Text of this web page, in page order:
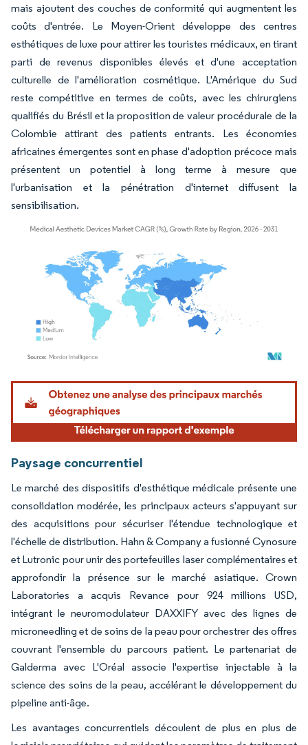
mais ajoutent des couches de conformité qui augmentent les
coûts d'entrée. Le Moyen-Orient développe des centres
esthétiques de luxe pour attirer les touristes médicaux, en tirant
parti de revenus disponibles élevés et d'une acceptation
culturelle de l'amélioration cosmétique. L'Amérique du Sud
reste compétitive en termes de coûts, avec les chirurgiens
qualifiés du Brésil et la proposition de valeur procédurale de la
Colombie attirant des patients entrants. Les économies
africaines émergentes sont en phase d'adoption précoce mais
présentent un potentiel à long terme à mesure que
l'urbanisation et la pénétration d'internet diffusent la
sensibilisation.
Image © Mordor Intelligence. La réutilisation nécessite une attribution sous CC BY
Paysage concurrentiel
Le marché des dispositifs d'esthétique médicale présente une
consolidation modérée, les principaux acteurs s'appuyant sur
des acquisitions pour sécuriser l'étendue technologique et
l'échelle de distribution. Hahn & Company a fusionné Cynosure
et Lutronic pour unir des portefeuilles laser complémentaires et
approfondir la présence sur le marché asiatique. Crown
Laboratories a acquis Revance pour 924 millions USD,
intégrant le neuromodulateur DAXXIFY avec des lignes de
microneedling et de soins de la peau pour orchestrer des offres
couvrant l'ensemble du parcours patient. Le partenariat de
Galderma avec L'Oréal associe l'expertise injectable à la
science des soins de la peau, accélérant le développement du
pipeline anti-âge.
Les avantages concurrentiels découlent de plus en plus de